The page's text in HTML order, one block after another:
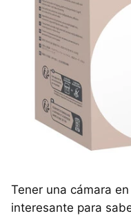
Tener una cámara
interesante para